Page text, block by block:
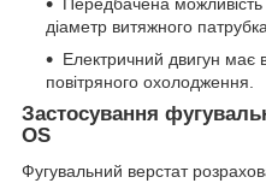
діаметр витяжного
Електричний двигун має
повітряного охолодження.
Застосування
OS
Фугувальний верстат